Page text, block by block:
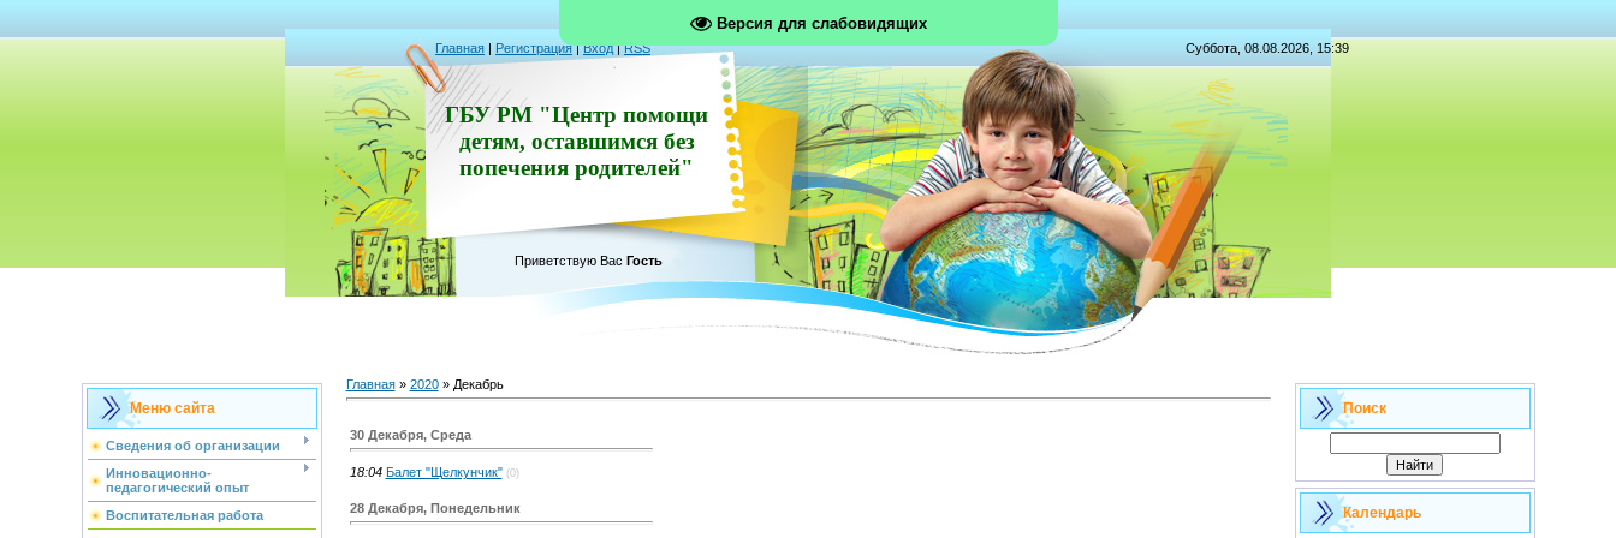
Версия для слабовидящих
Главная | Регистрация|Вход|RSS Суббота, 08.08.2026, 15:39
ГБУ РМ "Центр помощи
детям, оставшимся без
попечения родителей"
Приветствую Вас Гость
Меню сайта
Сведения об организации
Инновационно-
педагогический опыт
Воспитательная работа
Главная» 2020 » Декабрь
30 Декабря, Среда
18:04 Балет "Щелкунчик" (0)
28 Декабря, Понедельник
Поиск
Календарь